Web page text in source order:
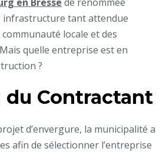
infrastructure tant attendue
locale et des
quelle entreprise est en
?
du Contractant
d’envergure, la municipalité a
afin de sélectionner l’entreprise